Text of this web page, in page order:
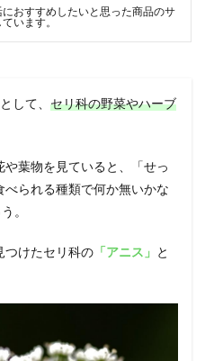
おすすめしたいと思った商品のサ
います。
して、 セリ科の野菜やハーブ
葉物を見ていると、「せっ
られる種類で何か無いかな
。
つけたセリ科の 「アニス」 と